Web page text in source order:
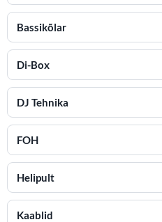
Bassikõlar
Di-Box
DJ Tehnika
FOH
Helipult
Kaablid